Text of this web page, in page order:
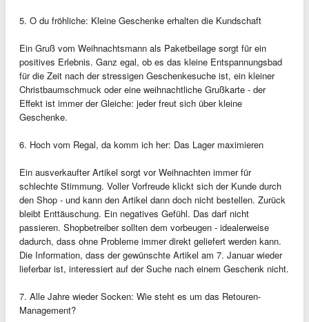
5. O du fröhliche: Kleine Geschenke erhalten die Kundschaft
Ein Gruß vom Weihnachtsmann als Paketbeilage sorgt für ein
positives Erlebnis. Ganz egal, ob es das kleine Entspannungsbad
für die Zeit nach der stressigen Geschenkesuche ist, ein kleiner
Christbaumschmuck oder eine weihnachtliche Grußkarte - der
Effekt ist immer der Gleiche: jeder freut sich über kleine
Geschenke.
6. Hoch vom Regal, da komm ich her: Das Lager maximieren
Ein ausverkaufter Artikel sorgt vor Weihnachten immer für
schlechte Stimmung. Voller Vorfreude klickt sich der Kunde durch
den Shop - und kann den Artikel dann doch nicht bestellen. Zurück
bleibt Enttäuschung. Ein negatives Gefühl. Das darf nicht
passieren. Shopbetreiber sollten dem vorbeugen - idealerweise
dadurch, dass ohne Probleme immer direkt geliefert werden kann.
Die Information, dass der gewünschte Artikel am 7. Januar wieder
lieferbar ist, interessiert auf der Suche nach einem Geschenk nicht.
7. Alle Jahre wieder Socken: Wie steht es um das Retouren-
Management?